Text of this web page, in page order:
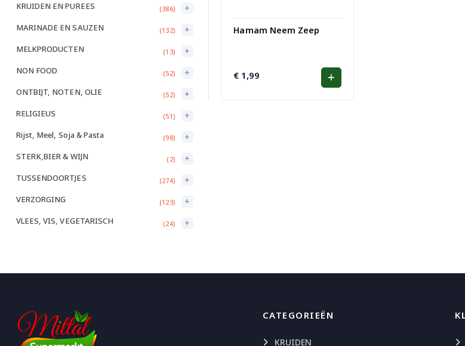
KRUIDEN EN PUREES +
(386)
MARINADE EN SAUZEN +
(132)
MELKPRODUCTEN +
(13)
NON FOOD +
(52)
ONTBIJT, NOTEN, OLIE +
(52)
RELIGIEUS +
(51)
Rijst, Meel, Soja & Pasta +
(98)
STERK,BIER & WIJN +
(2)
TUSSENDOORTJES +
(274)
VERZORGING +
(123)
VLEES, VIS, VEGETARISCH +
(24)
Hamam Neem Zeep
€ 1,99
CATEGORIEËN
KRUIDEN